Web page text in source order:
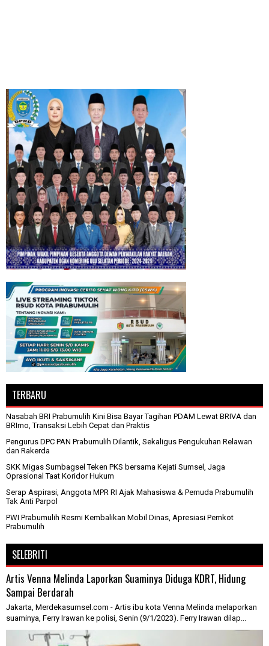
TERBARU
Nasabah BRI Prabumulih Kini Bisa Bayar Tagihan PDAM Lewat BRIVA dan
BRImo, Transaksi Lebih Cepat dan Praktis
Pengurus DPC PAN Prabumulih Dilantik, Sekaligus Pengukuhan Relawan
dan Rakerda
SKK Migas Sumbagsel Teken PKS bersama Kejati Sumsel, Jaga
Oprasional Taat Koridor Hukum
Serap Aspirasi, Anggota MPR RI Ajak Mahasiswa & Pemuda Prabumulih
Tak Anti Parpol
PWI Prabumulih Resmi Kembalikan Mobil Dinas, Apresiasi Pemkot
Prabumulih
SELEBRITI
Artis Venna Melinda Laporkan Suaminya Diduga KDRT, Hidung
Sampai Berdarah
Jakarta, Merdekasumsel.com - Artis ibu kota Venna Melinda melaporkan
suaminya, Ferry Irawan ke polisi, Senin (9/1/2023). Ferry Irawan dilap...